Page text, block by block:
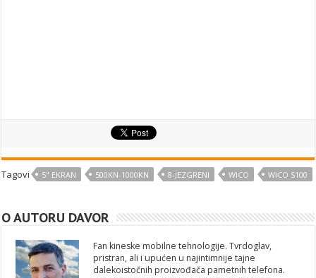
Tagovi 5" EKRAN 500KN-1000KN 8-JEZGRENI WICO WICO S100
O AUTORU DAVOR
Fan kineske mobilne tehnologije. Tvrdoglav,
pristran, ali i upućen u najintimnije tajne
dalekoistočnih proizvođača pametnih telefona.